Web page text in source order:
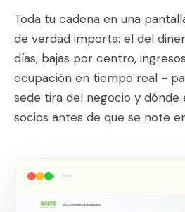
Toda tu cadena en una
de verdad importa: el del
días, bajas por centro,
ocupación en tiempo real -
sede tira del negocio y dónde
socios antes de que se note
‹ ›⋯